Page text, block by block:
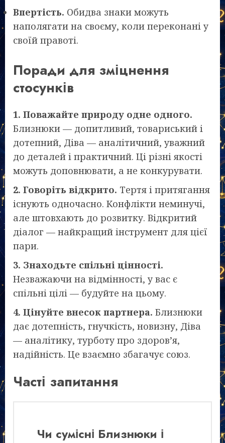
Впертість. Обидва знаки можуть
наполягати на своєму, коли переконані у
своїй правоті.
Поради для зміцнення
стосунків
1. Поважайте природу одне одного.
Близнюки — допитливий, товариський і
дотепний, Діва — аналітичний, уважний
до деталей і практичний. Ці різні якості
можуть доповнювати, а не конкурувати.
2. Говоріть відкрито. Тертя і притягання
існують одночасно. Конфлікти неминучі,
але штовхають до розвитку. Відкритий
діалог — найкращий інструмент для цієї
пари.
3. Знаходьте спільні цінності.
Незважаючи на відмінності, у вас є
спільні цілі — будуйте на цьому.
4. Цінуйте внесок партнера. Близнюки
дає дотепність, гнучкість, новизну, Діва
— аналітику, турботу про здоров’я,
надійність. Це взаємно збагачує союз.
Часті запитання
Чи сумісні Близнюки і